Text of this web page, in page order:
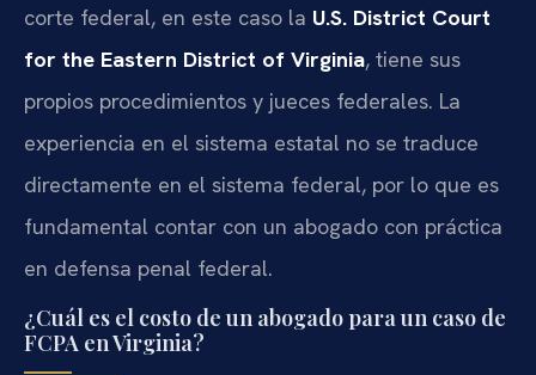
corte federal, en este caso la U.S. District Court
for the Eastern District of Virginia, tiene sus
propios procedimientos y jueces federales. La
experiencia en el sistema estatal no se traduce
directamente en el sistema federal, por lo que es
fundamental contar con un abogado con práctica
en defensa penal federal.
¿Cuál es el costo de un abogado para un caso de
FCPA en Virginia?